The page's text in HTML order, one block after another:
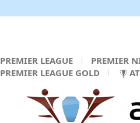
PREMIER LEAGUE PREMIER
PREMIER LEAGUE GOLD